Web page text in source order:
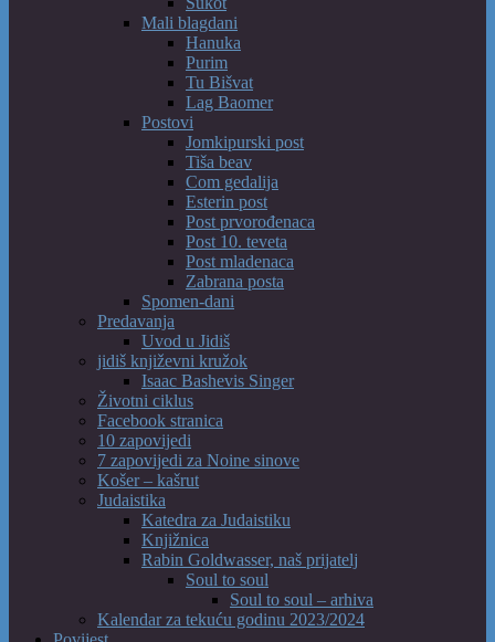
Mali blagdani
Hanuka
Purim
Tu Bišvat
Lag Baomer
Postovi
Jomkipurski post
Tiša beav
Com gedalija
Esterin post
Post prvorođenaca
Post 10. teveta
Post mladenaca
Zabrana posta
Spomen-dani
Predavanja
Uvod u Jidiš
jidiš književni kružok
Isaac Bashevis Singer
Životni ciklus
Facebook stranica
10 zapovijedi
7 zapovijedi za Noine sinove
Košer – kašrut
Judaistika
Katedra za Judaistiku
Knjižnica
Rabin Goldwasser, naš prijatelj
Soul to soul
Soul to soul – arhiva
Kalendar za tekuću godinu 2023/2024